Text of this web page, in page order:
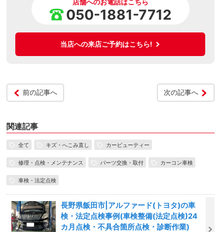
店舗へのお電話はこちら
050-1881-7712
当店への来店ご予約はこちら!
前の記事へ 次の記事へ
関連記事
全て キズ・へこみ直し カービューティー
修理・点検・メンテナンス パーツ交換・取付 カーコン車検
車検・法定点検
長野県飯田市|アルファード(トヨタ)の車
検・法定点検事例(車検整備(法定点検)24
カ月点検・不具合箇所点検・診断作業)